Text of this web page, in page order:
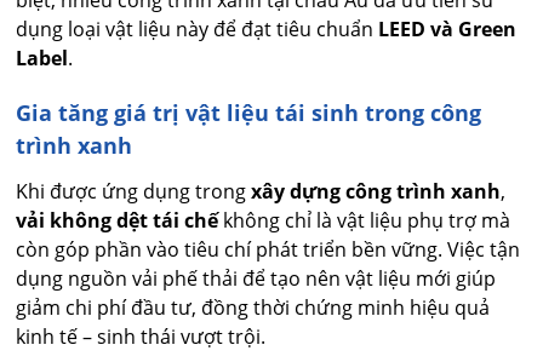
dụng loại vật liệu này để đạt tiêu chuẩn LEED và Green
Label.
Gia tăng giá trị vật liệu tái sinh trong công
trình xanh
Khi được ứng dụng trongxây dựng công trình xanh,
vải không dệt tái chếkhông chỉ là vật liệu phụ trợ mà
còn góp phần vào tiêu chí phát triển bền vững. Việc tận
dụng nguồn vải phế thải để tạo nên vật liệu mới giúp
giảm chi phí đầu tư, đồng thời chứng minh hiệu quả
kinh tế – sinh thái vượt trội.